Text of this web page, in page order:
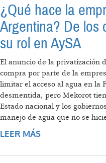
¿Qué hace la
Argentina? De los
su rol en AySA
El anuncio de la privatización
compra por parte de la
limitar el acceso al agua en la
desmentida, pero Mekorot
Estado nacional y los
manejo de agua que no se
LEER MÁS
SECRETOS A